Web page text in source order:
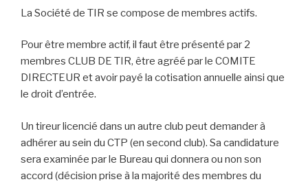
La Société de TIR se compose de membres actifs.
Pour être membre actif, il faut être présenté par 2
membres CLUB DE TIR, être agréé par le COMITE
DIRECTEUR et avoir payé la cotisation annuelle ainsi que
le droit d’entrée.
Un tireur licencié dans un autre club peut demander à
adhérer au sein du CTP (en second club). Sa candidature
sera examinée par le Bureau qui donnera ou non son
accord (décision prise à la majorité des membres du